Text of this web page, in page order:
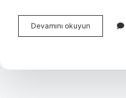
Devamını okuyun
Maskeleme